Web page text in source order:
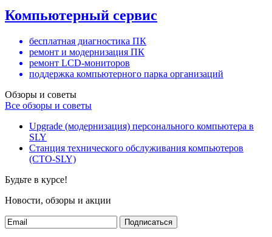
Компьютерный сервис
бесплатная диагностика ПК
ремонт и модернизация ПК
ремонт LCD-мониторов
поддержка компьютерного парка организаций
Обзоры и советы
Все обзоры и советы
Upgrade (модернизация) персонального компьютера в
SLY
Станция технического обслуживания компьютеров
(СТО-SLY)
Будьте в курсе!
Новости, обзоры и акции
Подписаться